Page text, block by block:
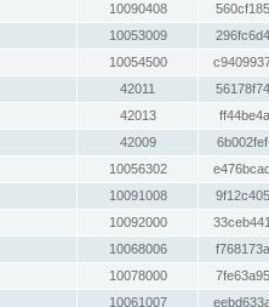
10090408
10053009
10054500
42011
42013
42009
10056302
10091008
10092000
10068006
10078000
10061007